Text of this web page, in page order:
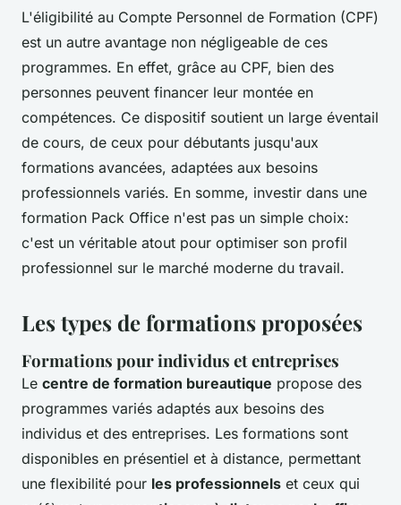
L'éligibilité au Compte Personnel de Formation (CPF)
est un autre avantage non négligeable de ces
programmes. En effet, grâce au CPF, bien des
personnes peuvent financer leur montée en
compétences. Ce dispositif soutient un large éventail
de cours, de ceux pour débutants jusqu'aux
formations avancées, adaptées aux besoins
professionnels variés. En somme, investir dans une
formation Pack Office n'est pas un simple choix:
c'est un véritable atout pour optimiser son profil
professionnel sur le marché moderne du travail.
Les types de formations proposées
Formations pour individus et entreprises
Le centre de formation bureautique propose des
programmes variés adaptés aux besoins des
individus et des entreprises. Les formations sont
disponibles en présentiel et à distance, permettant
une flexibilité pour les professionnels et ceux qui